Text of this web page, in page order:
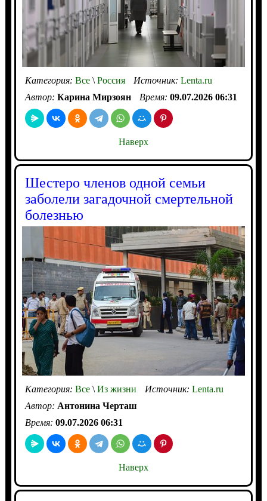
Категория: Все\Россия Источник: Lenta.ru
Автор: Карина Мирзоян Время: 09.07.2026 06:31
Наверх
Шестеро членов одной семьи
заболели загадочной смертельной
болезнью
Категория: Все\Из жизни Источник: Lenta.ru
Автор: Антонина Черташ
Время: 09.07.2026 06:31
Наверх